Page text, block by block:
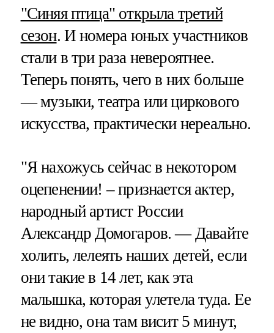
"Синяя птица" открыла третий
сезон. И номера юных участников
стали в три раза невероятнее.
Теперь понять, чего в них больше
— музыки, театра или циркового
искусства, практически нереально.
"Я нахожусь сейчас в некотором
оцепенении! – признается актер,
народный артист России
Александр Домогаров. — Давайте
холить, лелеять наших детей, если
они такие в 14 лет, как эта
малышка, которая улетела туда. Ее
не видно, она там висит 5 минут,